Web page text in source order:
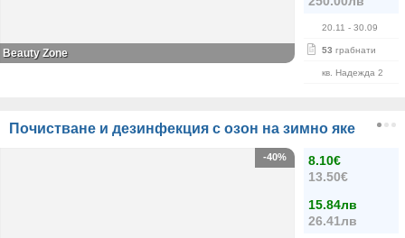
20.11 - 30.09
53 грабнати
кв. Надежда 2
Beauty Zone
Почистване и дезинфекция с озон на зимно яке
8.10€
13.50€
15.84лв
26.41лв
-40%